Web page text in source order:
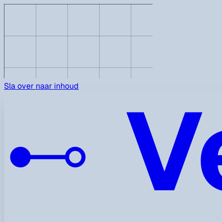
Sla over naar inhoud